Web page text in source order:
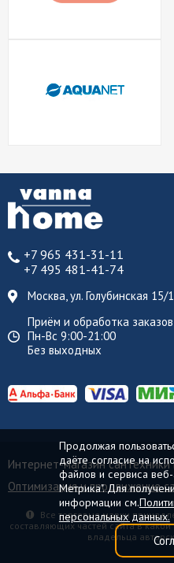
+7 965 431-31-11
+7 495 481-41-74
Москва, ул. Голубинская 15/
Приём и обработка заказов
Пн-Вс 9:00-21:00
Без выходных
Интернет-магазин
Оптимизация и продвижение
Все торговые марки
составляющих частей сайта в
владельца
Продолжая
даёте согласие на
файлов и сервиса веб-
Метрика". Для
информации см.
персональных данных.